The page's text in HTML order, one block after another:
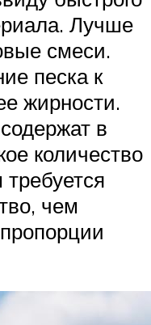
Лучше
смеси.
песка к
жирности.
в
количество
чем